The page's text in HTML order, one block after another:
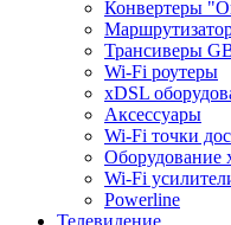
Конвертеры
Трансиверы
Wi-Fi роутеры
xDSL
Аксессуары
Wi-Fi точки
Оборудование
Wi-Fi
Powerline
Телевидение